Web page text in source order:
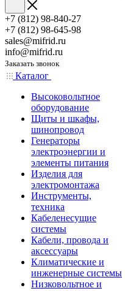
+7 (812) 98-840-27
+7 (812) 98-645-98
sales@mifrid.ru
info@mifrid.ru
Заказать звонок
Каталог
Высоковольтное
оборудование
Щиты и шкафы,
шинопровод
Генераторы
электроэнергии и
элементы питания
Изделия для
электромонтажа
Инструменты,
техника
Кабеленесущие
системы
Кабели, провода и
аксессуары
Климатические и
инженерные системы
Низковольтное и